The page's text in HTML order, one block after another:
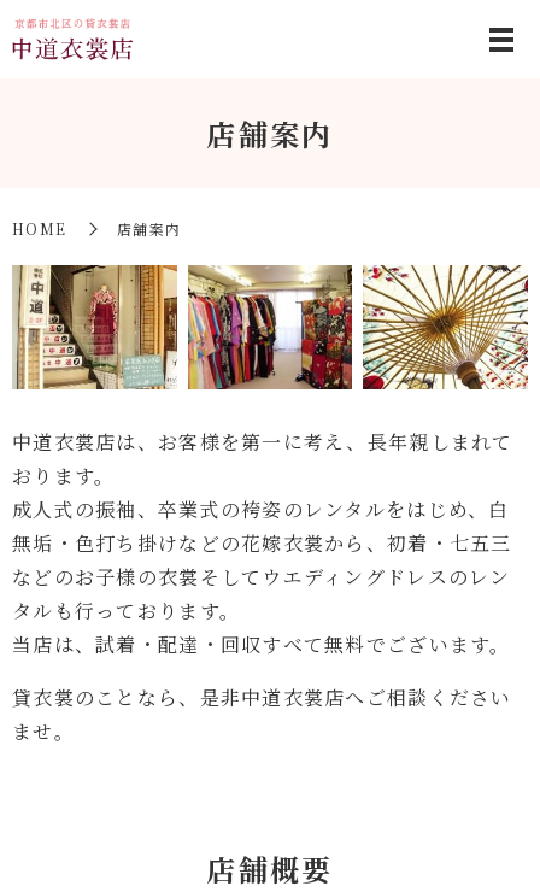
店舗案内
HOME 店舗案内
中道衣裳店は、お客様を第一に考え、長年親しまれて
おります。
成人式の振袖、卒業式の袴姿のレンタルをはじめ、白
無垢・色打ち掛けなどの花嫁衣裳から、初着・七五三
などのお子様の衣裳そしてウエディングドレスのレン
タルも行っております。
当店は、試着・配達・回収すべて無料でございます。
貸衣裳のことなら、是非中道衣裳店へご相談ください
ませ。
店舗概要